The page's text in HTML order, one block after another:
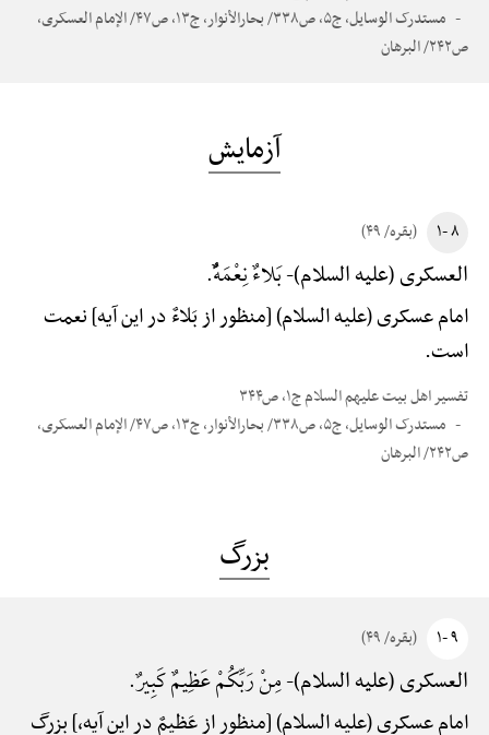
مستدرک الوسایل، ج۵، ص۳۳۸/ بحارالأنوار، ج۱۳، ص۴۷/ الإمام العسکری،
ص۲۴۲/ البرهان
آزمایش
۸ -۱ (بقره/ ۴۹)
العسکری (علیه السلام)-بَلاءٌ نِعْمَهًٌْ.
امام عسکری (علیه السلام) [منظور از بَلاءٌ در این آیه] نعمت
است.
تفسیر اهل بیت علیهم السلام ج۱، ص۳۴۴
مستدرک الوسایل، ج۵، ص۳۳۸/ بحارالأنوار، ج۱۳، ص۴۷/ الإمام العسکری،
ص۲۴۲/ البرهان
بزرگ
۹ -۱ (بقره/ ۴۹)
العسکری (علیه السلام)-مِنْ رَبِّکُمْ عَظِیمٌ کَبِیرٌ.
امام عسکری (علیه السلام) [منظور از عَظیمٌ در این آیه،] بزرگ